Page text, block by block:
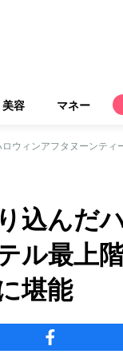
美容 マネー
込んだ
ル最上
堪能